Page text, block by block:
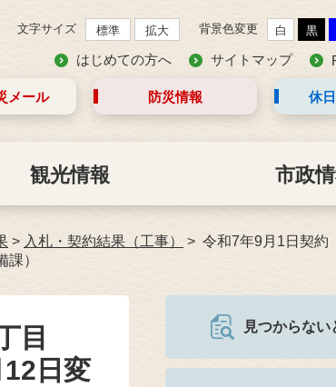
文字サイズ 標準 拡大 背景色変更 白 黒
はじめての方へ サイトマップ
メール 防災情報 休
観光情報 市政
> 入札・契約結果（工事）
令和7年9月1日契約
）
目
12日変
見つからない